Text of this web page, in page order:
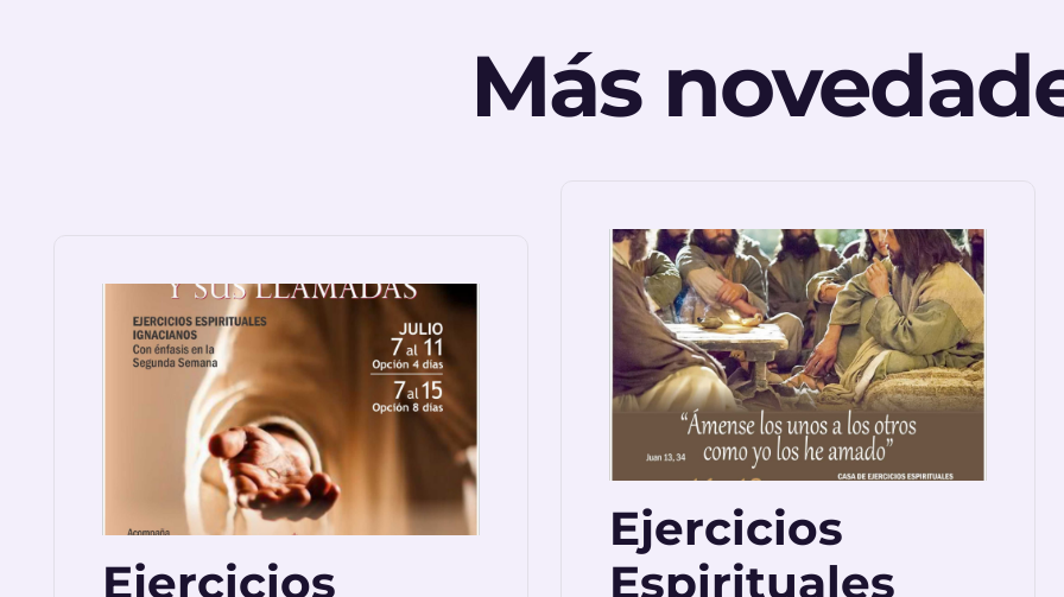
Más
Ejercicios
Ejercicios
Espirituales